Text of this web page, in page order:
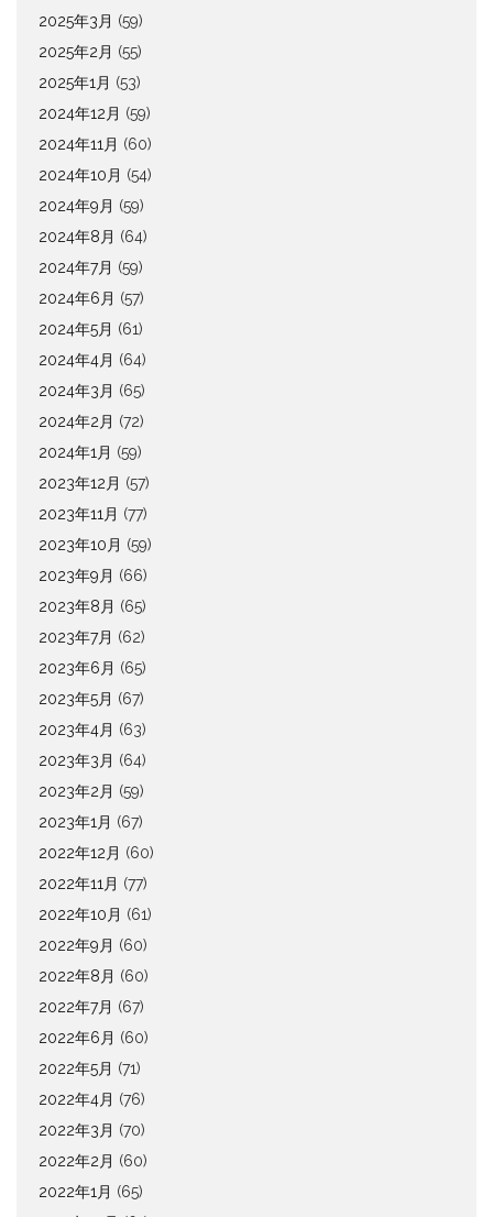
2025年3月 (59)
2025年2月 (55)
2025年1月 (53)
2024年12月 (59)
2024年11月 (60)
2024年10月 (54)
2024年9月 (59)
2024年8月 (64)
2024年7月 (59)
2024年6月 (57)
2024年5月 (61)
2024年4月 (64)
2024年3月 (65)
2024年2月 (72)
2024年1月 (59)
2023年12月 (57)
2023年11月 (77)
2023年10月 (59)
2023年9月 (66)
2023年8月 (65)
2023年7月 (62)
2023年6月 (65)
2023年5月 (67)
2023年4月 (63)
2023年3月 (64)
2023年2月 (59)
2023年1月 (67)
2022年12月 (60)
2022年11月 (77)
2022年10月 (61)
2022年9月 (60)
2022年8月 (60)
2022年7月 (67)
2022年6月 (60)
2022年5月 (71)
2022年4月 (76)
2022年3月 (70)
2022年2月 (60)
2022年1月 (65)